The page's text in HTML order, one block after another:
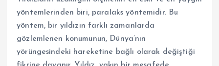
yöntemlerinden biri, paralaks yöntemidir. Bu
yöntem, bir yıldızın farklı zamanlarda
gözlemlenen konumunun, Dünya’nın
yörüngesindeki hareketine bağlı olarak değiştiği